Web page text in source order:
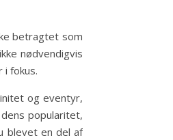
betragtet som
nødvendigvis
fokus.
og eventyr,
popularitet,
blevet en del af